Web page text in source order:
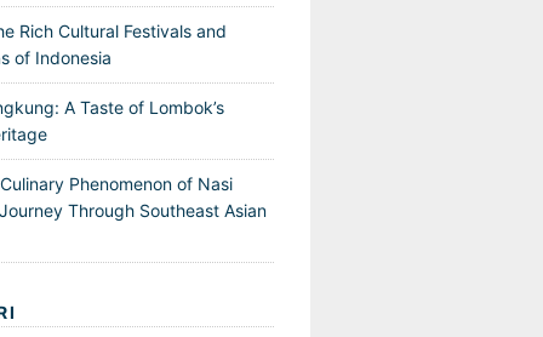
Rich Cultural Festivals and
of Indonesia
A Taste of Lombok’s
Phenomenon of Nasi
Through Southeast Asian